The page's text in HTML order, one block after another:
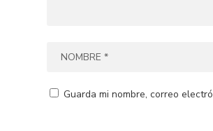
Guarda mi nombre, correo